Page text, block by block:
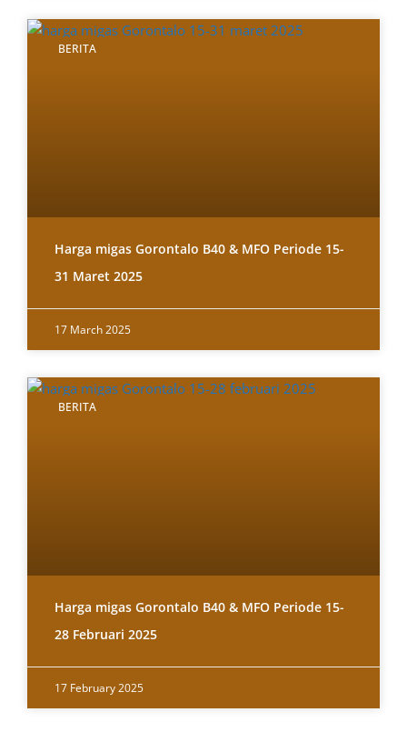
BERITA
Harga migas Gorontalo B40 & MFO Periode 15-
31 Maret 2025
17 March 2025
BERITA
Harga migas Gorontalo B40 & MFO Periode 15-
28 Februari 2025
17 February 2025